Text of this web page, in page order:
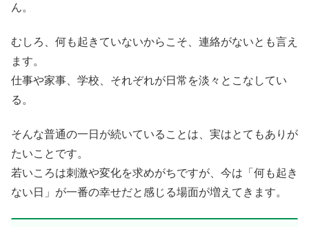
ん。
むしろ、何も起きていないからこそ、連絡がないとも言え
ます。
仕事や家事、学校、それぞれが日常を淡々とこなしてい
る。
そんな普通の一日が続いていることは、実はとてもありが
たいことです。
若いころは刺激や変化を求めがちですが、今は「何も起き
ない日」が一番の幸せだと感じる場面が増えてきます。